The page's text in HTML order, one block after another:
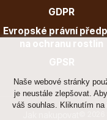
Naše webové stránky
je neustále zlepšovat.
váš souhlas. Kliknutím na
GDPR
Evropské právní
na ochranu rostlin
GPSR
©